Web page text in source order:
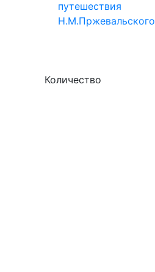
путешествия
Н.М.Пржевальского
Количество